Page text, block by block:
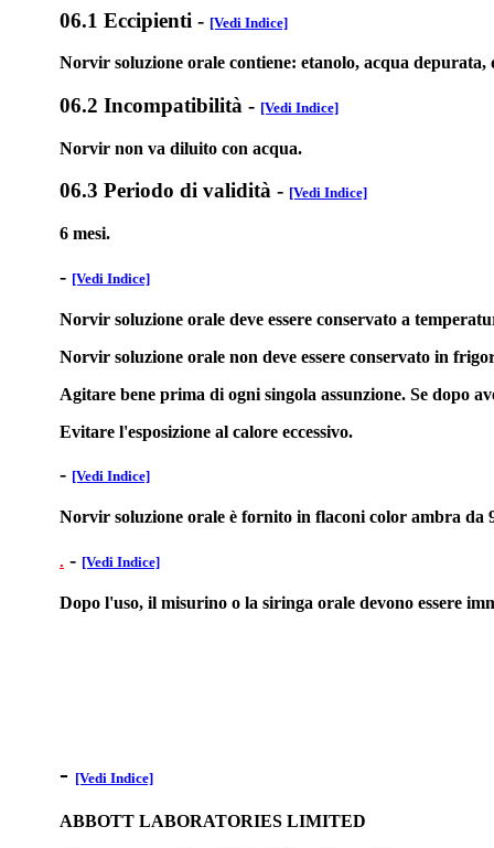
06.1 Eccipienti - [Vedi Indice]
Norvir soluzione orale contiene: etanolo, acqua
06.2 Incompatibilità - [Vedi Indice]
Norvir non va diluito con acqua.
06.3 Periodo di validità - [Vedi Indice]
6 mesi.
- [Vedi Indice]
Norvir soluzione orale deve essere conservato a
Norvir soluzione orale non deve essere conservato in
Agitare bene prima di ogni singola assunzione. Se dopo
Evitare l'esposizione al calore eccessivo.
- [Vedi Indice]
Norvir soluzione orale è fornito in flaconi color ambra da
. - [Vedi Indice]
Dopo l'uso, il misurino o la siringa orale devono essere
- [Vedi Indice]
ABBOTT LABORATORIES LIMITED